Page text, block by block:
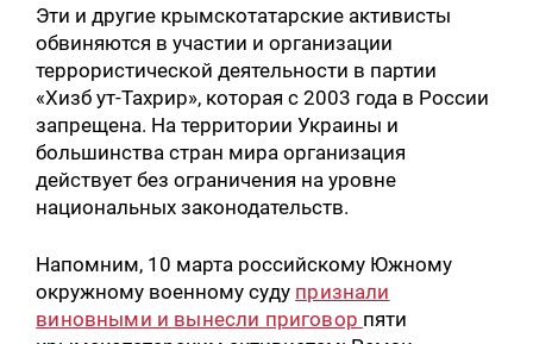
Эти и другие крымскотатарские активисты
обвиняются в участии и организации
террористической деятельности в партии
«Хизб ут-Тахрир», которая с 2003 года в России
запрещена. На территории Украины и
большинства стран мира организация
действует без ограничения на уровне
национальных законодательств.
Напомним, 10 марта российскому Южному
окружному военному суду признали
виновными и вынесли приговор пяти